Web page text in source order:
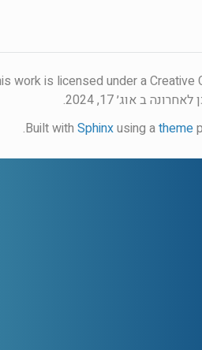
work is licensed under a
ב אוג׳ 17, 2024.
Built withSphinxusing atheme
.